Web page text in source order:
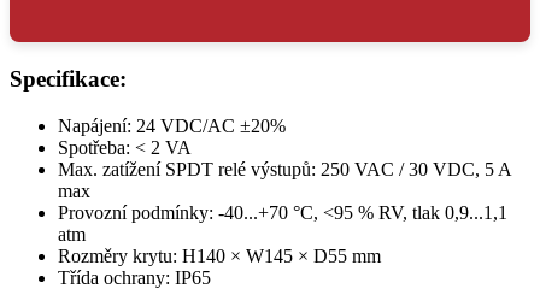
Specifikace:
Napájení: 24 VDC/AC ±20%
Spotřeba: < 2 VA
Max. zatížení SPDT relé výstupů: 250 VAC / 30 VDC, 5 A
max
Provozní podmínky: -40...+70 °C, <95 % RV, tlak 0,9...1,1
atm
Rozměry krytu: H140 × W145 × D55 mm
Třída ochrany: IP65